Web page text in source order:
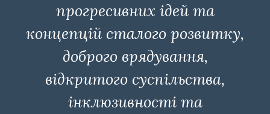
прогресивних ідей та
концепцій сталого розвитку,
доброго врядування,
відкритого суспільства,
інклюзивності та